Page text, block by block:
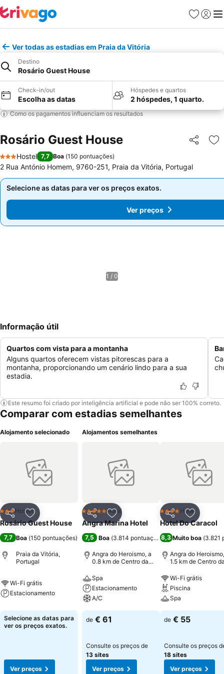
Favoritos
Iniciar
Ver todas as estadias em Praia da Vitória
Destino
Rosário Guest House
Check-in/out
Escolha as datas
Hóspedes e quartos
2 hóspedes, 1 quarto.
Como os pagamentos influenciam os resultados
Rosário Guest House Partilhar
3 Estrelas
Hostel 7,7 Boa (150 pontuações)
2 Rua António Homem, 9760-251, Praia da Vitória, Portugal
Selecione as datas para ver os preços exatos.
Selecione as datas para ver os preços exatos.
Ver preços
1 / 0
Informação útil
Quartos com vista para a montanha
Alguns quartos oferecem vistas pitorescas para a
montanha, proporcionando um cenário lindo para a sua
estadia.
Este resumo foi criado por inteligência artificial e pode não ser 100% correto.
Comparar com estadias semelhantes
Alojamento selecionado
PartilharAdicionar aos favoritos
3 Estrelas
Hostel
Rosário Guest House
7,7 Boa (150 pontuações)
Praia da Vitória,
Portugal
Wi-Fi grátis
Estacionamento
Selecione as datas para
ver os preços exatos.
Ver preços
Alojamentos semelhantes
PartilharAdicionar aos favoritos
5 EstrelasHotel
Angra Marina Hotel
7,5 Boa (3.814 pontuações)
Angra do Heroismo, a
0.8 km de Centro da
Spa
Estacionamento
A/C
de € 61
Consulte os preços de
13 sites
Ver preços
Partilhar
4 EstrelasHotel
Hotel Do Caracol
8,3 Muito boa (3.821
Angra do
1.5 km de Centro
Wi-Fi grátis
Piscina
Spa
de € 55
Consulte os preços
18 sites
Ver preços